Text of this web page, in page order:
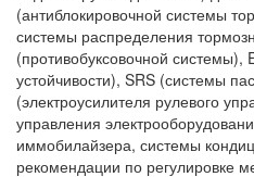
(антиблокировочной системы
системы распределения
(противобуксовочной системы),
устойчивости), SRS (системы
(электроусилителя рулевого
управления
иммобилайзера, системы
рекомендации по регулировке